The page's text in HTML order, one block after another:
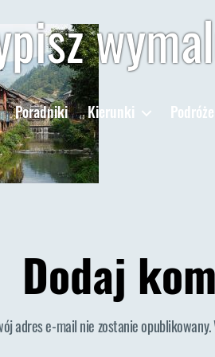
Poradniki Kierunki
Dodaj
adres e-mail nie zostanie opublikowany.